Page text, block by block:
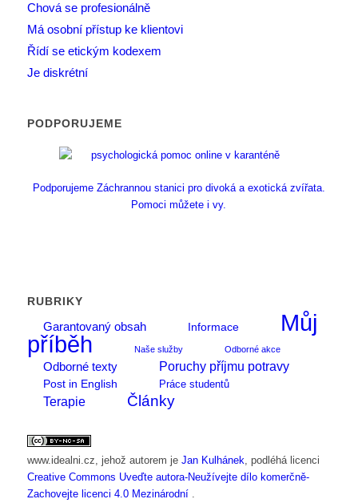
Chová se profesionálně
Má osobní přístup ke klientovi
Řídí se etickým kodexem
Je diskrétní
PODPORUJEME
Podporujeme Záchrannou stanici pro divoká a exotická zvířata.
Pomoci můžete i vy.
RUBRIKY
Garantovaný obsah
Informace
Můj
příběh
Naše služby Odborné akce
Odborné texty Poruchy příjmu potravy
Post in English Práce studentů
Terapie Články
www.idealni.cz , jehož autorem je Jan Kulhánek , podléhá licenci
Creative Commons Uveďte autora-Neužívejte dílo komerčně-
Zachovejte licenci 4.0 Mezinárodní